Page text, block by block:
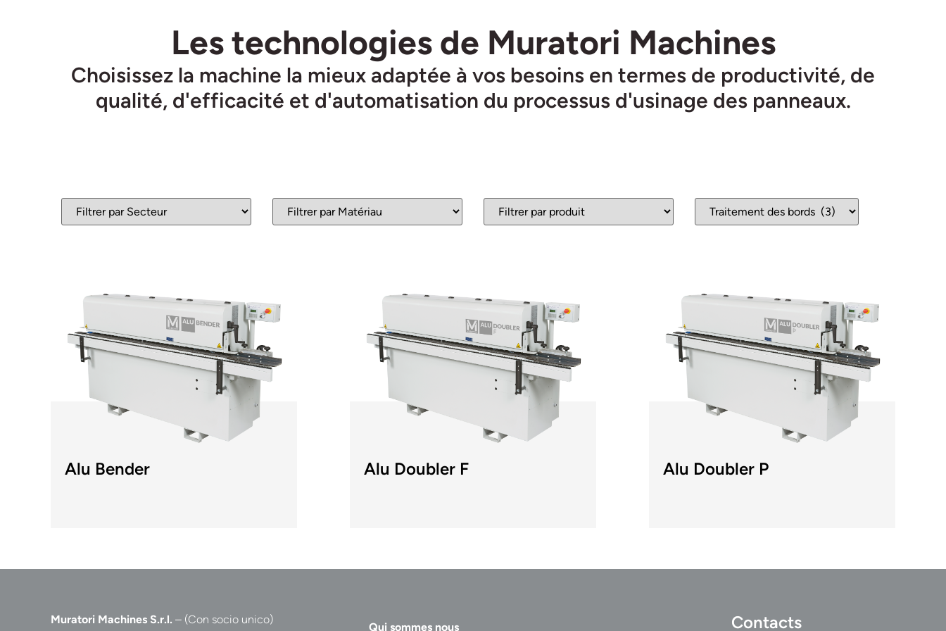
Les technologies de Muratori Machines
Choisissez la machine la mieux adaptée à vos besoins en termes de productivité, de
qualité, d'efficacité et d'automatisation du processus d'usinage des panneaux.
Alu Bender Alu Doubler F Alu Doubler P
Muratori Machines S.r.l. – (Con socio unico)
Qui sommes nous Contacts